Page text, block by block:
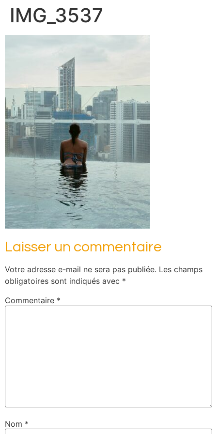
IMG_3537
Laisser un commentaire
Votre adresse e-mail ne sera pas publiée. Les champs
obligatoires sont indiqués avec *
Commentaire *
Nom *